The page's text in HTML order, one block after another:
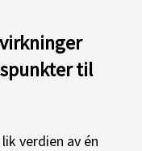
til
verdien av én